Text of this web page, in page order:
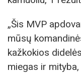
„Šis MVP
mūsų
kažkokios
miegas ir